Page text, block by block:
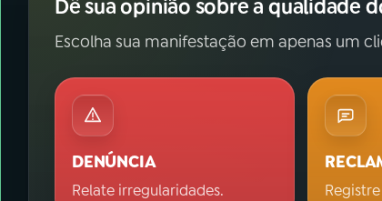
Dê sua opinião sobre a qualidade
Escolha sua manifestação em apenas um
DENÚNCIA
Relate irregularidades.